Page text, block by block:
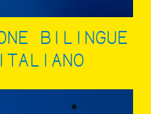
BILINGUE